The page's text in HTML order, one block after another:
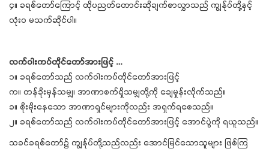
၄။ ခရစ်တော်ကြောင့် ထိုပညတ်တောင်းဆိုချက်စာလွှာသည် ကျွန်ုပ်တို့နှင့်
လုံး၀ မသက်ဆိုင်ပါ။
လက်ဝါးကပ်တိုင်တော်အားဖြင့် …
၁။ ခရစ်တော်သည် လက်ဝါးကပ်တိုင်တော်အားဖြင့်
က။ တန်ခိုးမှန်သမျှ၊ အာဏာစက်ရှိသမျှတို့ကို ချေမှုန်းလိုက်သည်။
ခ။ စိုးမိုးနေသော အာဏာရှင်များကိုလည်း အရှက်ရစေသည်။
၂။ ခရစ်တော်သည် လက်ဝါးကပ်တိုင်တော်အားဖြင့် အောင်ပွဲကို ရယူသည်။
သခင်ခရစ်တော်၌ ကျွန်ုပ်တို့သည်လည်း အောင်မြင်သောသူများ ဖြစ်ကြ